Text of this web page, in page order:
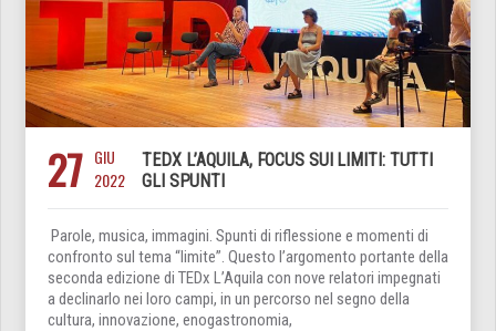
27 GIU
2022
TEDX L’AQUILA, FOCUS SUI LIMITI: TUTTI
GLI SPUNTI
Parole, musica, immagini. Spunti di riflessione e momenti di
confronto sul tema “limite”. Questo l’argomento portante della
seconda edizione di TEDx L’Aquila con nove relatori impegnati
a declinarlo nei loro campi, in un percorso nel segno della
cultura, innovazione, enogastronomia,